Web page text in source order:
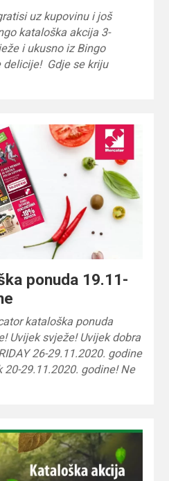
uz kupovinu i još
kataloška akcija 3-
i ukusno iz Bingo
delicije! Gdje se kriju
ponuda 19.11-
kataloška ponuda
Uvijek svježe! Uvijek dobra
26-29.11.2020. godine
20-29.11.2020. godine! Ne